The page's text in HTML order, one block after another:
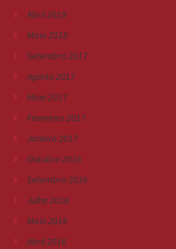
Abril 2019
Maio 2018
Setembro 2017
Agosto 2017
Maio 2017
Fevereiro 2017
Janeiro 2017
Outubro 2016
Setembro 2016
Julho 2016
Maio 2016
Abril 2016